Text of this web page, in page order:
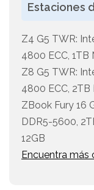
Estaciones
Z4 G5 TWR:
4800 ECC, 1TB
Z8 G5 TWR:
4800 ECC, 2TB
ZBook Fury 16
DDR5-5600,
12GB
Encuentra más